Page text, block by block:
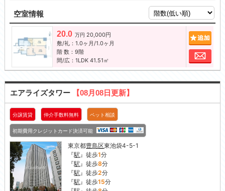
空室情報
20.0 万円 20,000円
敷/礼：1.0ヶ月/1.0ヶ月
階 数：9階
間/広：1LDK 41.51㎡
お
エアライズタワー 【08月08日更新】
分譲賃貸 仲介手数料無料 ペット相談
初期費用クレジットカード決済可能
東京都豊島区東池袋4-5-1
『駅 』徒歩1分
『駅 』徒歩8分
『駅 』徒歩2分
『駅 』徒歩15分